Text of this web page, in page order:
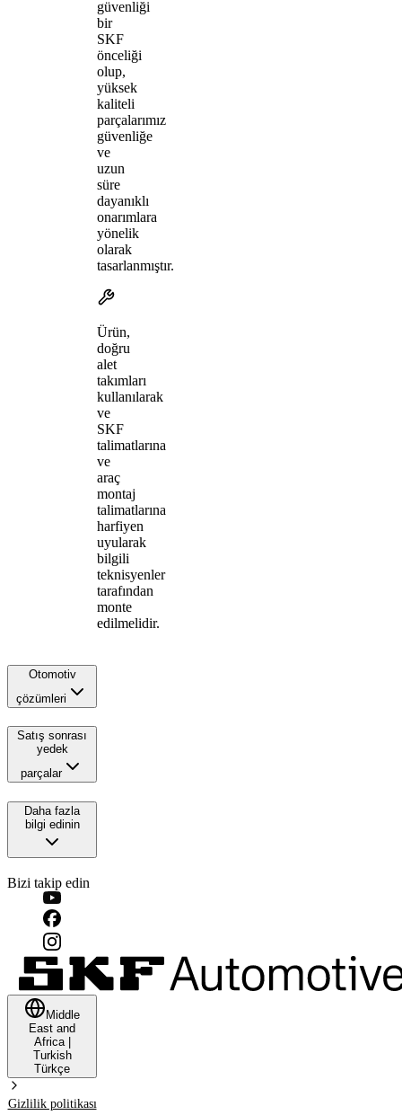
güvenliği
bir
SKF
önceliği
olup,
yüksek
kaliteli
parçalarımız
güvenliğe
ve
uzun
süre
dayanıklı
onarımlara
yönelik
olarak
tasarlanmıştır.
Ürün,
doğru
alet
takımları
kullanılarak
ve
SKF
talimatlarına
ve
araç
montaj
talimatlarına
harfiyen
uyularak
bilgili
teknisyenler
tarafından
monte
edilmelidir.
Otomotiv
çözümleri
Satış sonrası
yedek
parçalar
Daha fazla
bilgi edinin
Bizi takip edin
Middle
East and
Africa|
Turkish
Türkçe
Gizlilik politikası